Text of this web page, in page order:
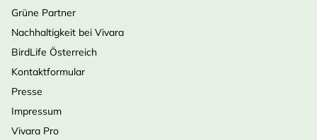
Grüne Partner
Nachhaltigkeit bei Vivara
BirdLife Österreich
Kontaktformular
Presse
Impressum
Vivara Pro